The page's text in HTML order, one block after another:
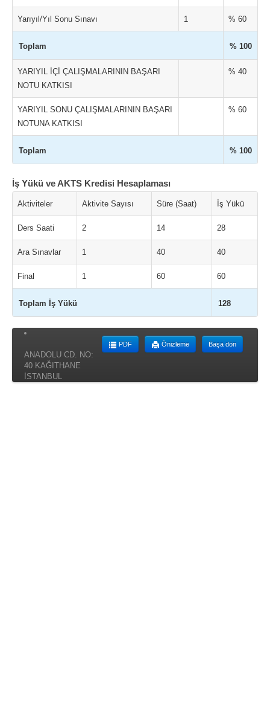
Yarıyıl/Yıl Sonu Sınavı 1 % 60
Toplam % 100
YARIYIL İÇİ ÇALIŞMALARININ BAŞARI
NOTU KATKISI
% 40
YARIYIL SONU ÇALIŞMALARININ BAŞARI
NOTUNA KATKISI
% 60
Toplam % 100
İş Yükü ve AKTS Kredisi Hesaplaması
Aktiviteler Aktivite Sayısı Süre (Saat) İş Yükü
Ders Saati 2 14 28
Ara Sınavlar 1 40 40
Final 1 60 60
Toplam İş Yükü 128
Başa dön
Önizleme
PDF
ANADOLU CD. NO:
40 KAĞITHANE
İSTANBUL